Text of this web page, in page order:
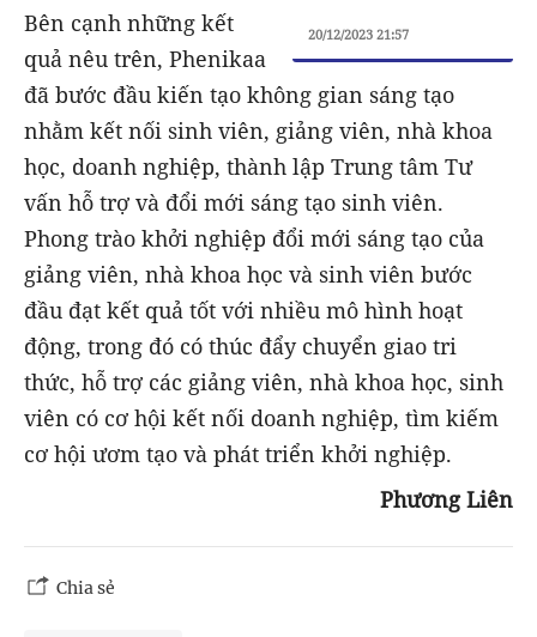
20/12/2023 21:57
Bên cạnh những kết
quả nêu trên, Phenikaa
đã bước đầu kiến tạo không gian sáng tạo
nhằm kết nối sinh viên, giảng viên, nhà khoa
học, doanh nghiệp, thành lập Trung tâm Tư
vấn hỗ trợ và đổi mới sáng tạo sinh viên.
Phong trào khởi nghiệp đổi mới sáng tạo của
giảng viên, nhà khoa học và sinh viên bước
đầu đạt kết quả tốt với nhiều mô hình hoạt
động, trong đó có thúc đẩy chuyển giao tri
thức, hỗ trợ các giảng viên, nhà khoa học, sinh
viên có cơ hội kết nối doanh nghiệp, tìm kiếm
cơ hội ươm tạo và phát triển khởi nghiệp.
Phương Liên
Chia sẻ